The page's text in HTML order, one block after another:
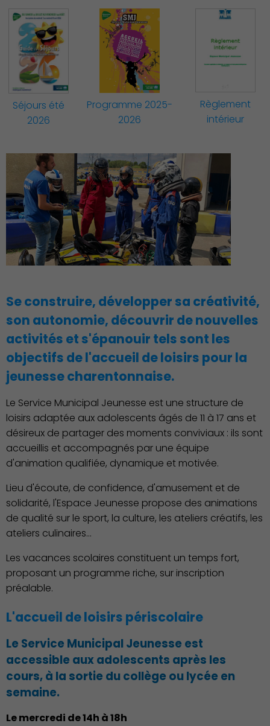
Famille
Action Sociale Solidarité
Environnement cadre de
vie
Séjours été
2026
Programme 2025-
2026
Règlement
intérieur
Se construire, développer sa créativité,
son autonomie, découvrir de nouvelles
activités et s'épanouir tels sont les
objectifs de l'accueil de loisirs pour la
jeunesse charentonnaise.
Le Service Municipal Jeunesse est une structure de
loisirs adaptée aux adolescents âgés de 11 à 17 ans et
désireux de partager des moments conviviaux : ils sont
accueillis et accompagnés par une équipe
d'animation qualifiée, dynamique et motivée.
Lieu d'écoute, de confidence, d'amusement et de
solidarité, l'Espace Jeunesse propose des animations
de qualité sur le sport, la culture, les ateliers créatifs, les
ateliers culinaires…
Les vacances scolaires constituent un temps fort,
proposant un programme riche, sur inscription
préalable.
L'accueil de loisirs périscolaire
Le Service Municipal Jeunesse est
accessible aux adolescents après les
cours, à la sortie du collège ou lycée en
semaine.
Le mercredi de 14h à 18h